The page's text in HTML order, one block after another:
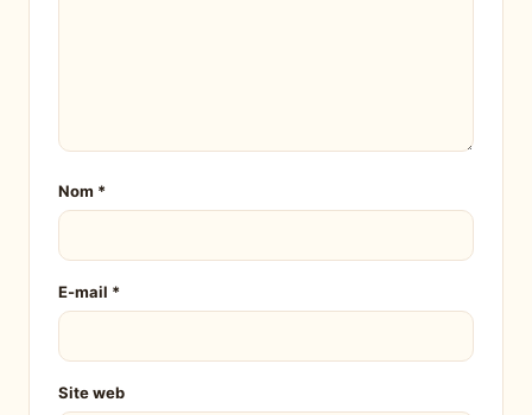
Nom *
E-mail *
Site web